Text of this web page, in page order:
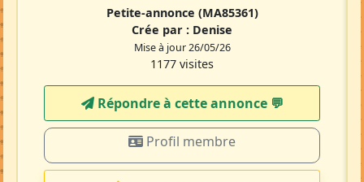
Petite-annonce (MA85361)
Crée par : Denise
Mise à jour 26/05/26
1177 visites
Répondre à cette annonce 💬​
Profil membre